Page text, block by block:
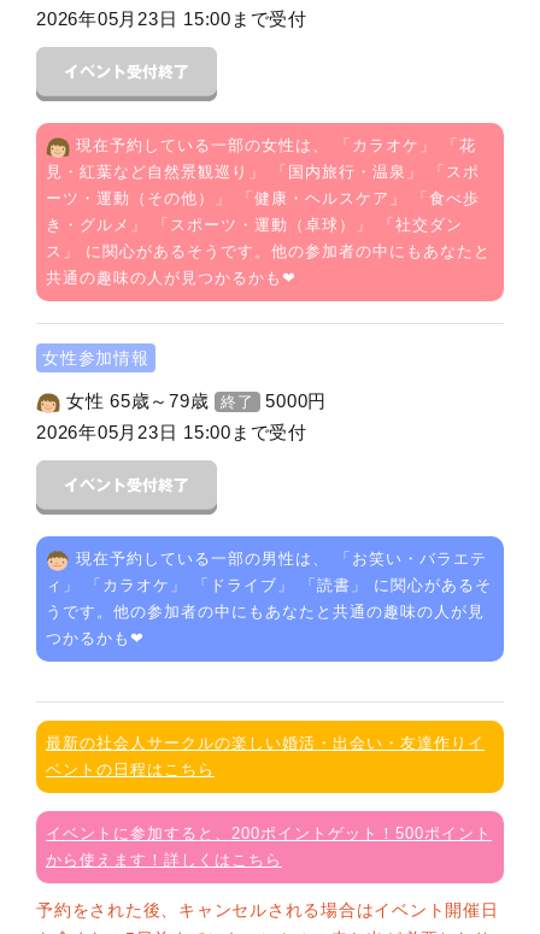
2026年05月23日 15:00まで受付
現在予約している一部の女性は、 「 カラオケ 」 「 花
見・紅葉など自然景観巡り 」 「 国内旅行・温泉 」 「 スポ
ーツ・運動（その他）
」 「 健康・ヘルスケア 」 「 食べ歩
き・グルメ 」 「 スポーツ・運動（卓球） 」 「 社交ダン
ス 」 に関心があるそうです。他の参加者の中にもあなたと
共通の趣味の人が見つかるかも❤
女性参加情報
女性 65歳～79歳 終了 5000円
2026年05月23日 15:00まで受付
現在予約している一部の男性は、 「 お笑い・バラエテ
ィ 」 「 カラオケ 」 「 ドライブ 」 「 読書 」 に関心があるそ
うです。他の参加者の中にもあなたと共通の趣味の人が見
つかるかも❤
最新の社会人サークルの楽しい婚活・出会い・友達作りイ
ベントの日程はこちら
イベントに参加すると、200ポイントゲット！500ポイント
から使えます！詳しくはこちら
予約をされた後、キャンセルされる場合はイベント開催日